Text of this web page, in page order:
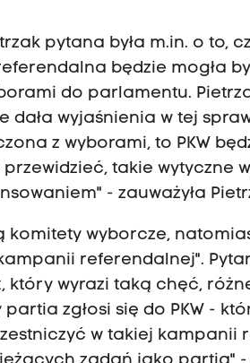
pytana była m.in. o to,
będzie mogła
do parlamentu.
dała wyjaśnienia w tej
z wyborami, to PKW
takie wytyczne
- zauważyła
komitety wyborcze,
referendalnej".
który wyrazi taką chęć,
zgłosi się do PKW -
w takiej kampanii